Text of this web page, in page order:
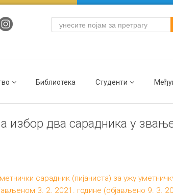
Библиотека Студенти
избор два сарадника у
сарадник (пијаниста) за ужу
3. 2. 2021. године (објављено 9. 3.